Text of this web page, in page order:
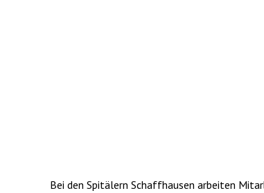
Bei den Spitälern Schaffhausen arbeiten